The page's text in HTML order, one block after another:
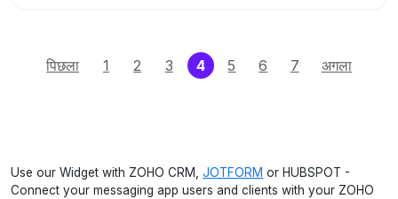
पिछला 1 2 3 4(current)
5 6 7 अगला
Use our Widget with ZOHO CRM, JOTFORM or HUBSPOT -
Connect your messaging app users and clients with your ZOHO